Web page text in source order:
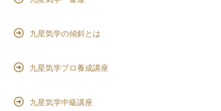
九星気学の傾斜とは
九星気学プロ養成講座
九星気学中級講座